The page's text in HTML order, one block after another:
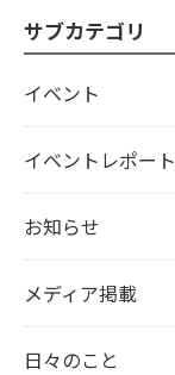
サブカテゴリ
イベント
イベントレポート
お知らせ
メディア掲載
日々のこと